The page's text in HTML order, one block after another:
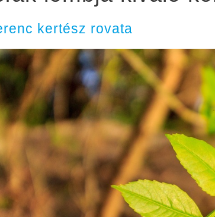
kertész rovata